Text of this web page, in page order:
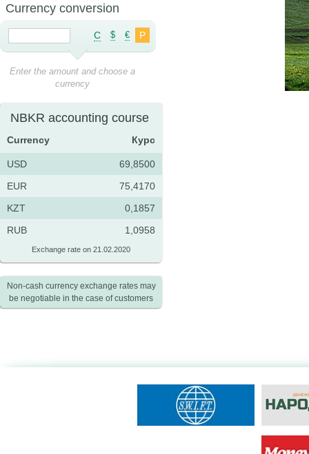
Currency conversion
C $ € Р
Enter the amount and choose a
currency
NBKR accounting course
Currency Курс
USD
69,8500
EUR
75,4170
KZT
0,1857
RUB
1,0958
Exchange rate on 21.02.2020
Non-cash currency exchange rates may
be negotiable in the case of customers